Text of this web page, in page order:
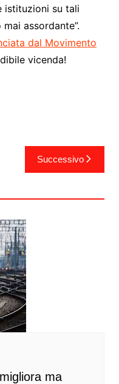
istituzioni su tali
assordante”.
dal Movimento
vicenda!
Successivo
ma